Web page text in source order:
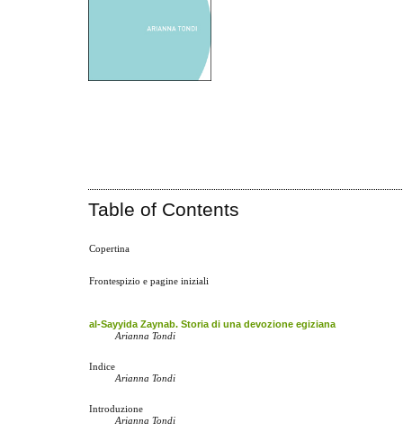
Table of Contents
Copertina
Frontespizio e pagine iniziali
al-Sayyida Zaynab. Storia di una devozione egiziana
Arianna Tondi
Indice
Arianna Tondi
Introduzione
Arianna Tondi